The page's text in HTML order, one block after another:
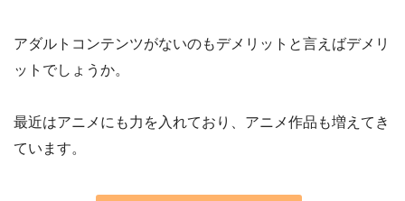
アダルトコンテンツがないのもデメリットと言えばデメリ
ットでしょうか。
最近はアニメにも力を入れており、アニメ作品も増えてき
ています。